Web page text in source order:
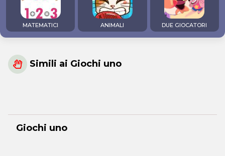
MATEMATICI ANIMALI DUE GIOCATORI
Simili ai Giochi uno
Giochi uno